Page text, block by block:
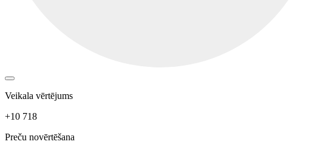
Veikala vērtējums
+10 718
Preču novērtēšana